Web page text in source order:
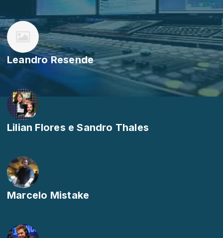
Leandro Resende
Lilian Flores e Sandro Thales
Marcelo Mistake